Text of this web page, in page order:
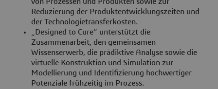
Reduzierung der Produktentwicklungszeiten und
der Technologietransferkosten.
„Designed to Cure“ unterstützt die
Zusammenarbeit, den gemeinsamen
Wissenserwerb, die prädiktive Analyse sowie die
virtuelle Konstruktion und Simulation zur
Modellierung und Identifizierung hochwertiger
Potenziale frühzeitig im Prozess.